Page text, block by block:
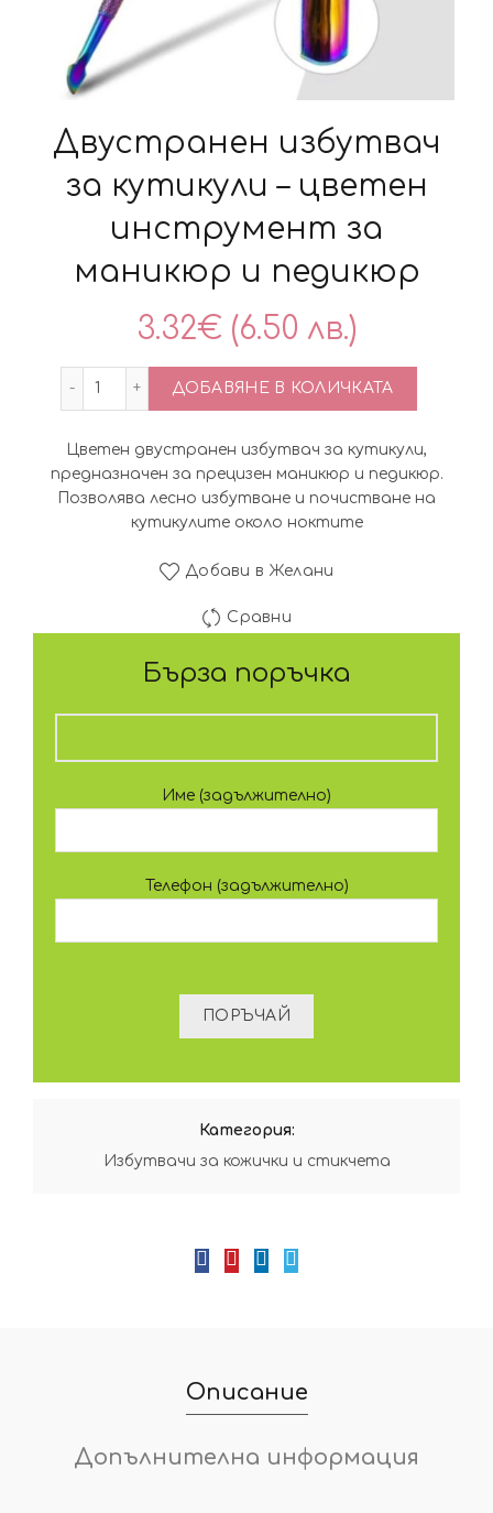
Двустранен избутвач
за кутикули – цветен
инструмент за
маникюр и педикюр
3.32€ (6.50 лв.)
количество за Двустранен избутвач за
ДОБАВЯНЕ В КОЛИЧКАТА
Цветен двустранен избутвач за кутикули,
предназначен за прецизен маникюр и педикюр.
Позволява лесно избутване и почистване на
кутикулите около ноктите
Добави в Желани
Сравни
Бърза поръчка
Име (задължително)
Телефон (задължително)
Категория:
Избутвачи за кожички и стикчета
Описание
Допълнителна информация